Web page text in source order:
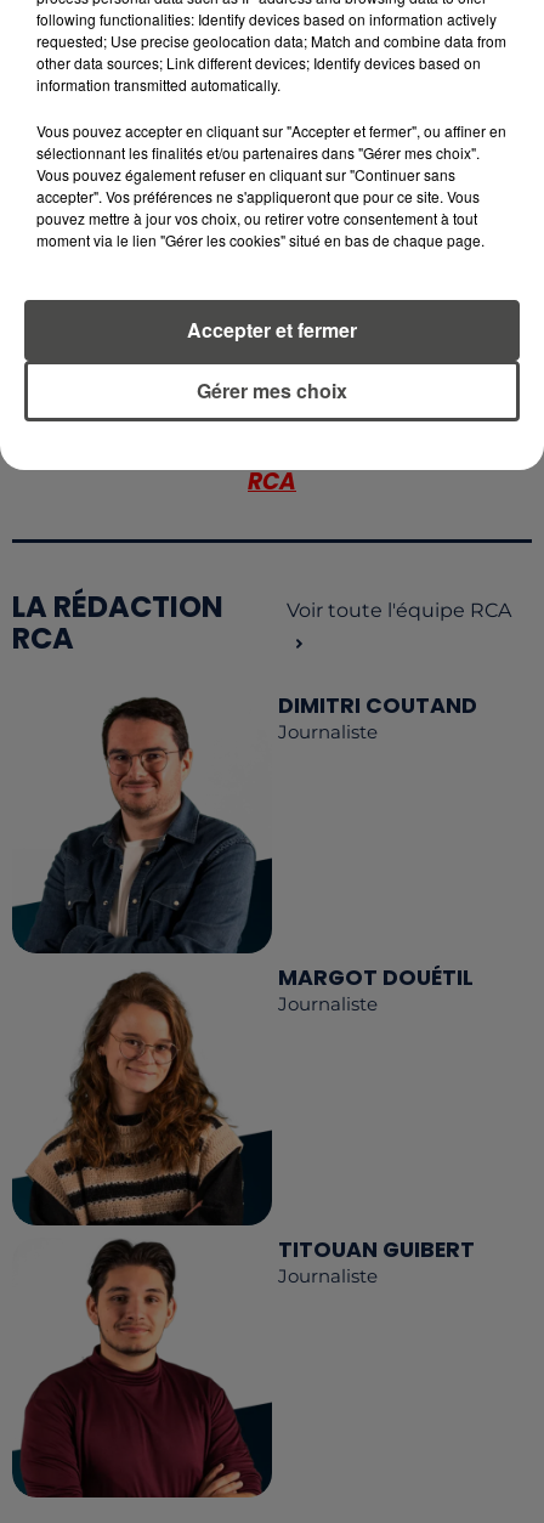
5 août 2026
MANGER SAINEMENT COÛTE 25 %
PLUS CHER QU'IL Y A CINQ ANS,
ALERTE L’ONU
5 août 2026
QUELLES SONT LES MARQUES QUI
OFFRENT LE MEILLEUR RAPPORT...
RETROUVEZ TOUTE L'ACTU DE LA RÉGION ET
RECEVEZ LES ALERTES INFOS DE LA RÉDACTION
RCA
LA RÉDACTION
RCA
Voir toute l'équipe RCA
DIMITRI COUTAND
Journaliste
MARGOT DOUÉTIL
Journaliste
TITOUAN GUIBERT
Journaliste
following functionalities: Identify devices based on information actively
requested; Use precise geolocation data; Match and combine data from
other data sources; Link different devices; Identify devices based on
information transmitted automatically.
Vous pouvez accepter en cliquant sur "Accepter et fermer", ou affiner en
sélectionnant les finalités et/ou partenaires dans "Gérer mes choix".
Vous pouvez également refuser en cliquant sur "Continuer sans
accepter". Vos préférences ne s'appliqueront que pour ce site. Vous
pouvez mettre à jour vos choix, ou retirer votre consentement à tout
moment via le lien "Gérer les cookies" situé en bas de chaque page.
Gérer mes choix
Accepter et fermer